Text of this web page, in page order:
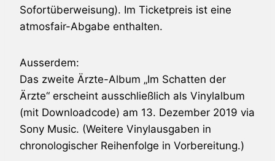
Sofortüberweisung). Im Ticketpreis ist eine
atmosfair-Abgabe enthalten.
Ausserdem:
Das zweite Ärzte-Album „Im Schatten der
Ärzte“ erscheint ausschließlich als Vinylalbum
(mit Downloadcode) am 13. Dezember 2019 via
Sony Music. (Weitere Vinylausgaben in
chronologischer Reihenfolge in Vorbereitung.)